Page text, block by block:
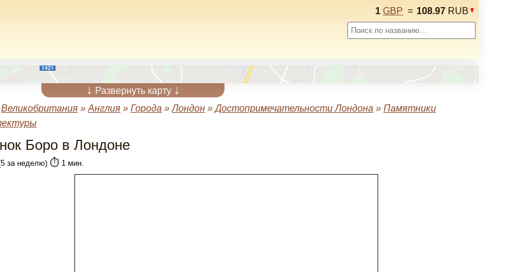
1 GBP = 108.97 RUB
↓ Развернуть карту ↓
Великобритания» Англия» Города »Лондон»Достопримечательности Лондона » Памятники
Боро в Лондоне
за неделю) ⏱️1 мин.